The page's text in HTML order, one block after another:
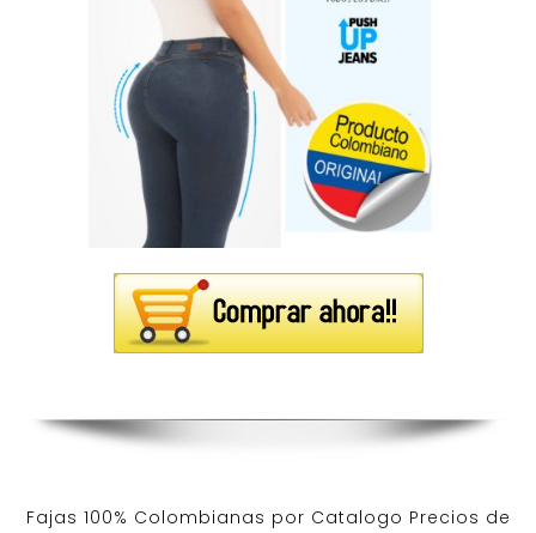
Fajas 100% Colombianas por Catalogo Precios de